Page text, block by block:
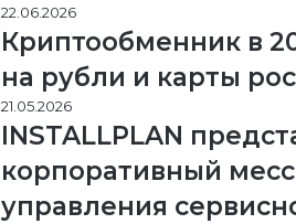
22.06.2026
Криптообменник в
на рубли и карты
21.05.2026
INSTALLPLAN
корпоративный
управления